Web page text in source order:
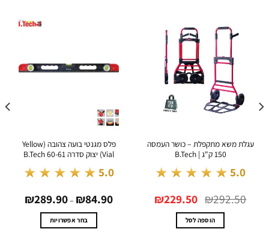
משא מתקפלת – כושר העמסה
★★★★★
₪292.50 המקורי
היה:
₪292.50.
₪229.50 הנוכחי
הוא:
₪229.50.
הוספה לסל
פלס מגנטי בועה צהובה (Yellow
★★★★★
₪84.90
–
₪289.90 מחירים:
עד
בחר אפשרויות